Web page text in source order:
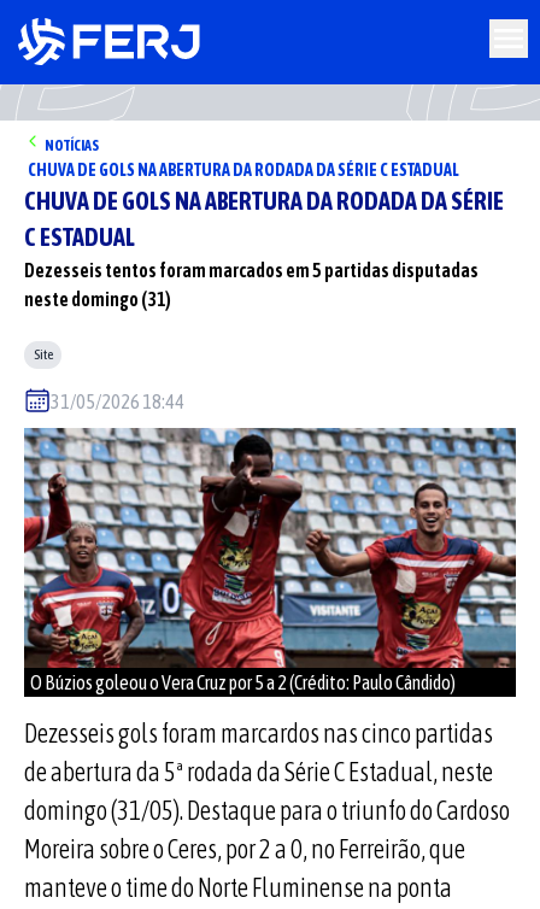
NOTÍCIAS
CHUVA DE GOLS NA ABERTURA DA RODADA DA SÉRIE C ESTADUAL
CHUVA DE GOLS NA ABERTURA DA RODADA DA SÉRIE
C ESTADUAL
Dezesseis tentos foram marcados em 5 partidas disputadas
neste domingo (31)
Site
31/05/2026 18:44
O Búzios goleou o Vera Cruz por 5 a 2 (Crédito: Paulo Cândido)
Dezesseis gols foram marcardos nas cinco partidas
de abertura da 5ª rodada da Série C Estadual, neste
domingo (31/05). Destaque para o triunfo do Cardoso
Moreira sobre o Ceres, por 2 a 0, no Ferreirão, que
manteve o time do Norte Fluminense na ponta